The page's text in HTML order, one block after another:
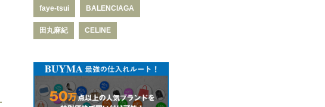
faye-tsui BALENCIAGA
田丸麻紀 CELINE